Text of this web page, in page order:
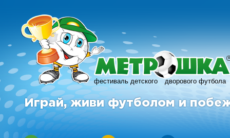
фестиваль детского дворового футбола
R
Играй, живи футболом и